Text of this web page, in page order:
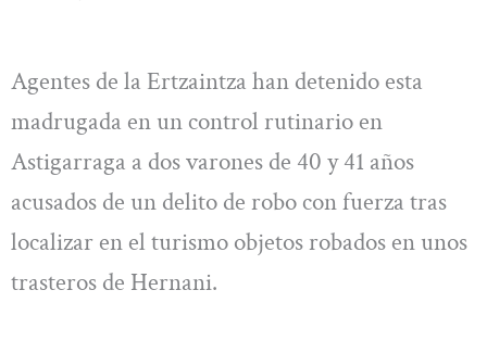
Agentes de la Ertzaintza han detenido esta
madrugada en un control rutinario en
Astigarraga a dos varones de 40 y 41 años
acusados de un delito de robo con fuerza tras
localizar en el turismo objetos robados en unos
trasteros de Hernani.